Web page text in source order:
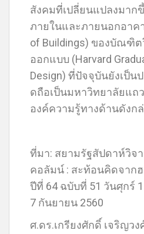
สังคมที่เปลี่ยนแปลงมาก
ภายในและภายนอกอาคา
of Buildings) ของบัณฑิ
ออกแบบ (Harvard
Design) ที่ปัจจุบันยังเป็น
ดถือเป็นมหาวิทยาลัยแ
องค์ความรู้ทางด้านดังก
ที่มา: สยามรัฐสัปดาห์วิจ
คอลัมน์ : สะท้อนคิดจาก
ปีที่ 64 ฉบับที่ 51 วันศุกร์
7 กันยายน 2560
ศ.ดร.เกรียงศักดิ์ เจริญว